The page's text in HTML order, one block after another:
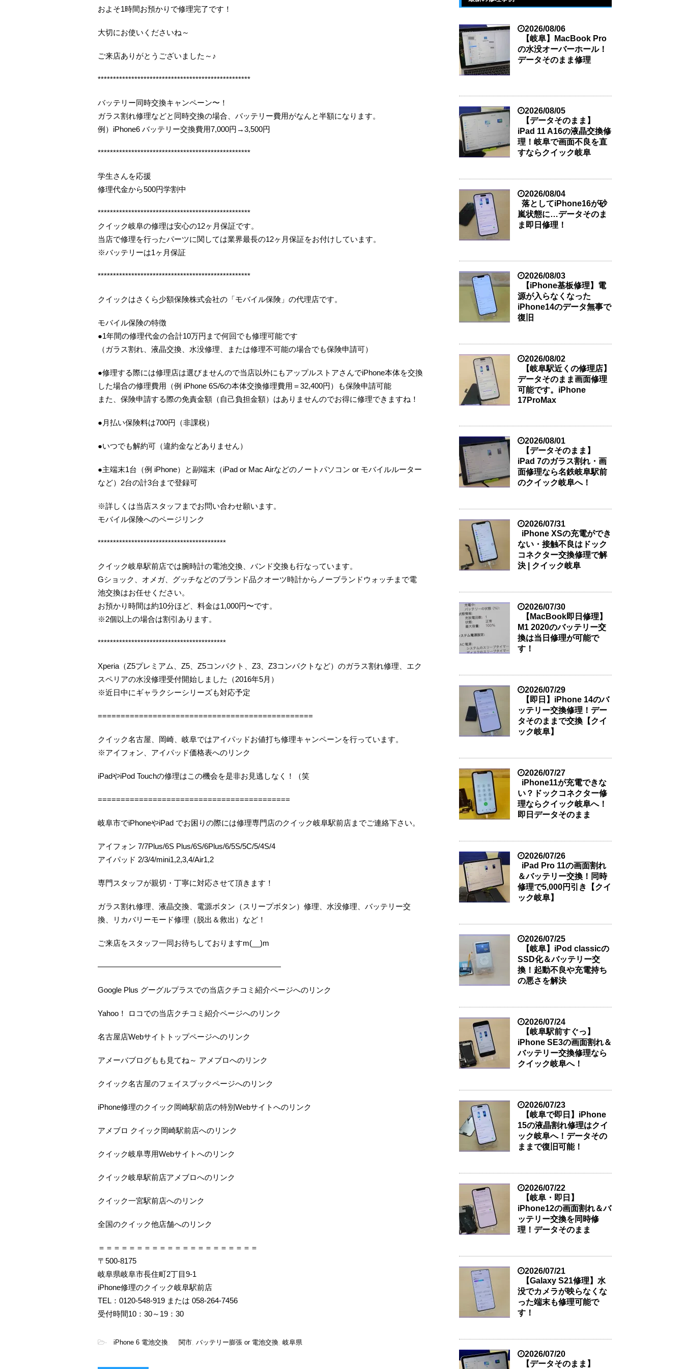
およそ1時間お預かりで修理完了です！
大切にお使いくださいね～
ご来店ありがとうございました～♪
**************************************************
バッテリー同時交換キャンペーン〜！
ガラス割れ修理などと同時交換の場合、バッテリー費用がなんと半額になります。
例）iPhone6 バッテリー交換費用7,000円→3,500円
**************************************************
学生さんを応援
修理代金から500円学割中
**************************************************
クイック岐阜の修理は安心の12ヶ月保証です。
当店で修理を行ったパーツに関しては業界最長の12ヶ月保証をお付けしています。
※バッテリーは1ヶ月保証
**************************************************
クイックはさくら少額保険株式会社の「モバイル保険」の代理店です。
モバイル保険の特徴
●1年間の修理代金の合計10万円まで何回でも修理可能です
（ガラス割れ、液晶交換、水没修理、または修理不可能の場合でも保険申請可）
●修理する際には修理店は選びませんので当店以外にもアップルストアさんでiPhone本体を交換
した場合の修理費用（例 iPhone 6S/6の本体交換修理費用＝32,400円）も保険申請可能
また、保険申請する際の免責金額（自己負担金額）はありませんのでお得に修理できますね！
●月払い保険料は700円（非課税）
●いつでも解約可（違約金などありません）
●主端末1台（例 iPhone）と副端末（iPad or Mac Airなどのノートパソコン or モバイルルーター
など）2台の計3台まで登録可
※詳しくは当店スタッフまでお問い合わせ願います。
モバイル保険へのページリンク
******************************************
クイック岐阜駅前店では腕時計の電池交換、バンド交換も行なっています。
Gショック、オメガ、グッチなどのブランド品クオーツ時計からノーブランドウォッチまで電
池交換はお任せください。
お預かり時間は約10分ほど、料金は1,000円〜です。
※2個以上の場合は割引あります。
******************************************
Xperia（Z5プレミアム、Z5、Z5コンパクト、Z3、Z3コンパクトなど）のガラス割れ修理、エク
スペリアの水没修理受付開始しました（2016年5月）
※近日中にギャラクシーシリーズも対応予定
===============================================
クイック名古屋、岡崎、岐阜ではアイパッドお値打ち修理キャンペーンを行っています。
※アイフォン、アイパッド価格表へのリンク
iPadやiPod Touchの修理はこの機会を是非お見逃しなく！（笑
==========================================
岐阜市でiPhoneやiPad でお困りの際には修理専門店のクイック岐阜駅前店までご連絡下さい。
アイフォン 7/7Plus/6S Plus/6S/6Plus/6/5S/5C/5/4S/4
アイパッド 2/3/4/mini1,2,3,4/Air1,2
専門スタッフが親切・丁寧に対応させて頂きます！
ガラス割れ修理、液晶交換、電源ボタン（スリープボタン）修理、水没修理、バッテリー交
換、リカバリーモード修理（脱出＆救出）など！
ご来店をスタッフ一同お待ちしておりますm(__)m
————————————————————————
Google Plus グーグルプラスでの当店クチコミ紹介ページへのリンク
Yahoo！ ロコでの当店クチコミ紹介ページへのリンク
名古屋店Webサイトトップページへのリンク
アメーバブログもも見てね～ アメブロへのリンク
クイック名古屋のフェイスブックページへのリンク
iPhone修理のクイック岡崎駅前店の特別Webサイトへのリンク
アメブロ クイック岡崎駅前店へのリンク
クイック岐阜専用Webサイトへのリンク
クイック岐阜駅前店アメブロへのリンク
クイック一宮駅前店へのリンク
全国のクイック他店舗へのリンク
＝＝＝＝＝＝＝＝＝＝＝＝＝＝＝＝＝＝＝＝＝
〒500-8175
岐阜県岐阜市長住町2丁目9-1
iPhone修理のクイック岐阜駅前店
TEL：0120-548-919 または 058-264-7456
受付時間10：30～19：30
- iPhone 6 電池交換, 関市, バッテリー膨張 or 電池交換, 岐阜県
2026/08/06
【岐阜】MacBook Pro
の水没オーバーホール！
データそのまま修理
2026/08/05
【データそのまま】
iPad 11 A16の液晶交換修
理！岐阜で画面不良を直
すならクイック岐阜
2026/08/04
落としてiPhone16が砂
嵐状態に…データそのま
ま即日修理！
2026/08/03
【iPhone基板修理】電
源が入らなくなった
iPhone14のデータ無事で
復旧
2026/08/02
【岐阜駅近くの修理店】
データそのまま画面修理
可能です。iPhone
17ProMax
2026/08/01
【データそのまま】
iPad 7のガラス割れ・画
面修理なら名鉄岐阜駅前
のクイック岐阜へ！
2026/07/31
iPhone XSの充電ができ
ない・接触不良はドック
コネクター交換修理で解
決 | クイック岐阜
2026/07/30
【MacBook即日修理】
M1 2020のバッテリー交
換は当日修理が可能で
す！
2026/07/29
【即日】iPhone 14のバ
ッテリー交換修理！デー
タそのままで交換【クイ
ック岐阜】
2026/07/27
iPhone11が充電できな
い？ドックコネクター修
理ならクイック岐阜へ！
即日データそのまま
2026/07/26
iPad Pro 11の画面割れ
＆バッテリー交換！同時
修理で5,000円引き【クイ
ック岐阜】
2026/07/25
【岐阜】iPod classicの
SSD化＆バッテリー交
換！起動不良や充電持ち
の悪さを解決
2026/07/24
【岐阜駅前すぐっ】
iPhone SE3の画面割れ＆
バッテリー交換修理なら
クイック岐阜へ！
2026/07/23
【岐阜で即日】iPhone
15の液晶割れ修理はクイ
ック岐阜へ！データその
ままで復旧可能！
2026/07/22
【岐阜・即日】
iPhone12の画面割れ＆バ
ッテリー交換を同時修
理！データそのまま
2026/07/21
【Galaxy S21修理】水
没でカメラが映らなくな
った端末も修理可能で
す！
2026/07/20
【データそのまま】